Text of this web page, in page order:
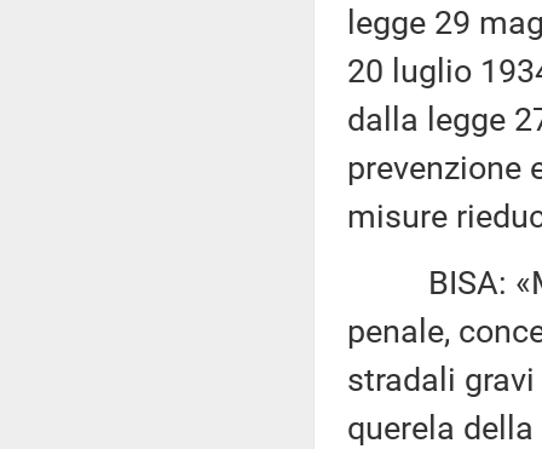
legge 29
20 luglio
dalla legge
prevenzione
misure
BISA:
penale,
stradali
querela